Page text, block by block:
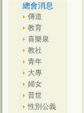
總會消息
傳道
教育
喜樂泉
教社
青年
大專
婦女
普世
性別公義